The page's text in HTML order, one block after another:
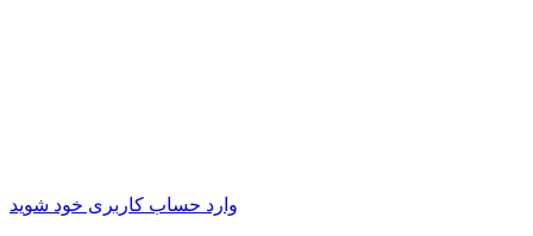
وارد حساب کاربری خود شوید